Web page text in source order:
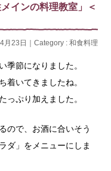
インの料理教室」＜
月23日｜Category : 和食料理
季節になりました。
着いてきましたね。
っぷり加えました。
ので、お酒に合いそう
ダ」をメニューにしま